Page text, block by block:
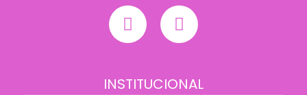
INSTITUCIONAL